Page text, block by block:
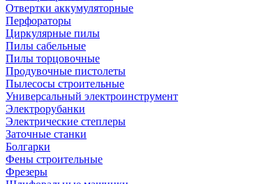
Отвертки аккумуляторные
Перфораторы
Циркулярные пилы
Пилы сабельные
Пилы торцовочные
Продувочные пистолеты
Пылесосы строительные
Универсальный электроинструмент
Электрорубанки
Электрические степлеры
Заточные станки
Болгарки
Фены строительные
Фрезеры